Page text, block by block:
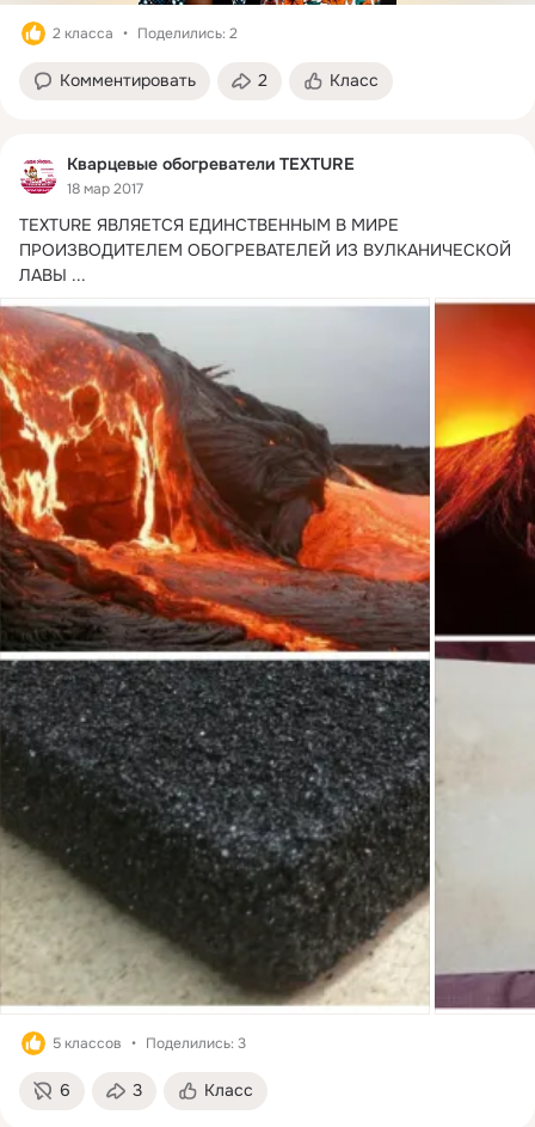
2 класса Поделились: 2
Комментировать 2 Класс
Кварцевые обогреватели TEXTURE
18 мар 2017
TEXTURE ЯВЛЯЕТСЯ ЕДИНСТВЕННЫМ В МИРЕ
ПРОИЗВОДИТЕЛЕМ ОБОГРЕВАТЕЛЕЙ ИЗ ВУЛКАНИЧЕСКОЙ
ЛАВЫ ...
5 классов Поделились: 3
6 3 Класс